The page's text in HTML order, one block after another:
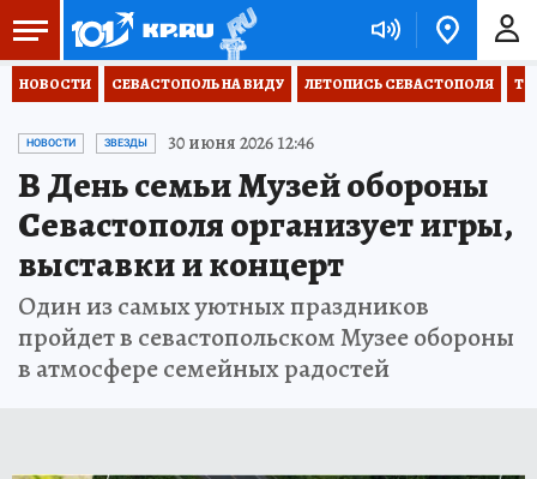
НОВОСТИ СЕВАСТОПОЛЬ НА ВИДУ ЛЕТОПИСЬ СЕВАСТОПОЛЯ
НОВОСТИ ЗВЕЗДЫ 30 июня 2026 12:46
В День семьи Музей обороны
Севастополя организует игры,
выставки и концерт
Один из самых уютных праздников
пройдет в севастопольском Музее обороны
в атмосфере семейных радостей